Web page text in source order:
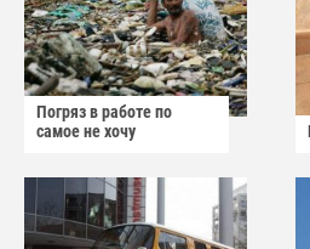
Погряз в работе по
самое не хочу